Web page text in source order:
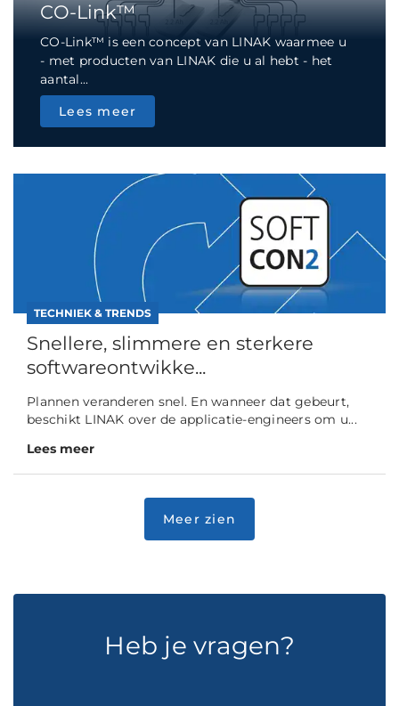
CO-Link™
CO-Link™ is een concept van LINAK waarmee u
- met producten van LINAK die u al hebt - het
aantal...
Lees meer
TECHNIEK & TRENDS
Snellere, slimmere en sterkere
softwareontwikke...
Plannen veranderen snel. En wanneer dat gebeurt,
beschikt LINAK over de applicatie-engineers om u...
Lees meer
Heb je vragen?